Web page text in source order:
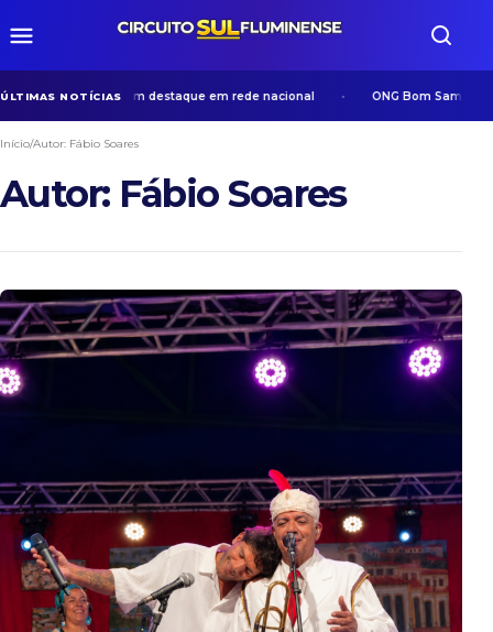
ÚLTIMAS NOTÍCIASviram destaque em rede nacional ONG Bom Samaritano
Início/Autor: Fábio Soares
Autor: Fábio Soares